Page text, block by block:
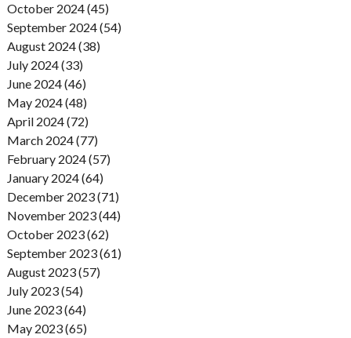
October 2024 (45)
September 2024 (54)
August 2024 (38)
July 2024 (33)
June 2024 (46)
May 2024 (48)
April 2024 (72)
March 2024 (77)
February 2024 (57)
January 2024 (64)
December 2023 (71)
November 2023 (44)
October 2023 (62)
September 2023 (61)
August 2023 (57)
July 2023 (54)
June 2023 (64)
May 2023 (65)